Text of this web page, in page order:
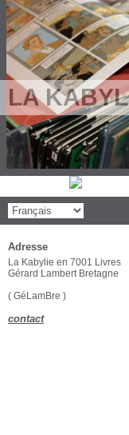
LA
Adresse
La Kabylie en 7001 Livres
Gérard Lambert Bretagne
( GéLamBre )
contact